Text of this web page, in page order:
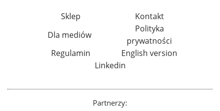
Sklep
Kontakt
Dla mediów
Polityka
prywatności
Regulamin
English version
Linkedin
Partnerzy: